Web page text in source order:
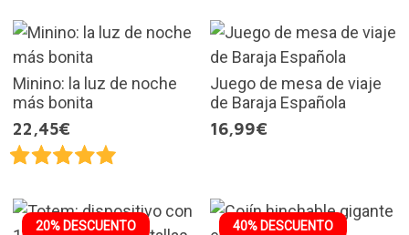
Minino: la luz de noche
más bonita
22,45€
Juego de mesa de viaje
de Baraja Española
16,99€
20% DESCUENTO 40% DESCUENTO